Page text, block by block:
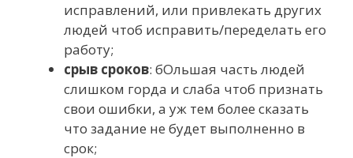
исправлений, или привлекать других
людей чтоб исправить/переделать его
работу;
срыв сроков: бОльшая часть людей
слишком горда и слаба чтоб признать
свои ошибки, а уж тем более сказать
что задание не будет выполненно в
срок;